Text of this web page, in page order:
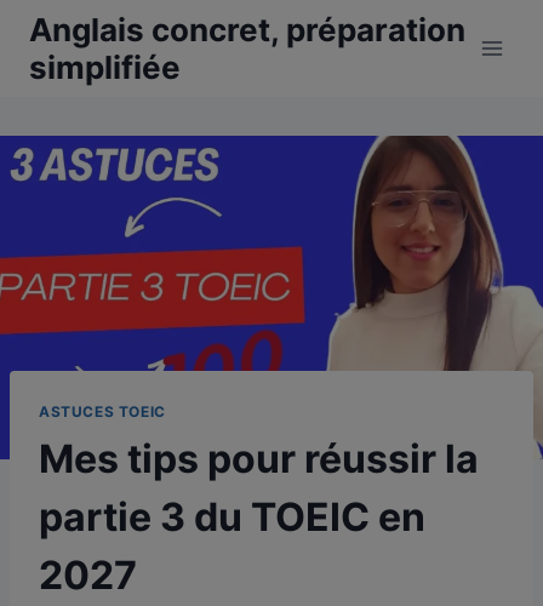
Aller
contenu
Anglais concret, préparation
simplifiée
ASTUCES TOEIC
Mes tips pour réussir la
partie 3 du TOEIC en
2027